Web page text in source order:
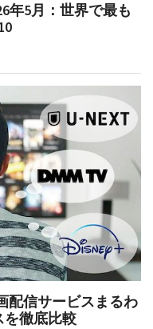
年5月：世界で最も
配信サービスまるわ
徹底比較